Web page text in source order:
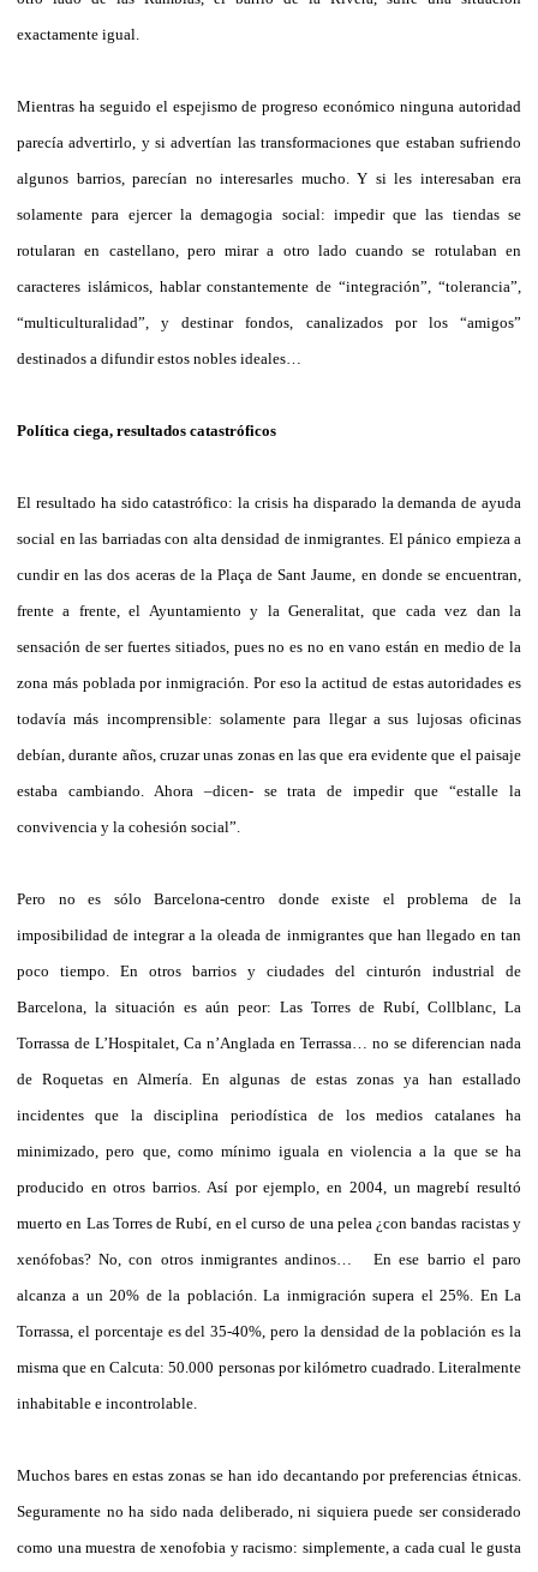
exactamente igual.
Mientras ha seguido el espejismo de progreso económico ninguna autoridad
parecía advertirlo, y si advertían las transformaciones que estaban sufriendo
algunos barrios, parecían no interesarles mucho. Y si les interesaban era
solamente para ejercer la demagogia social: impedir que las tiendas se
rotularan en castellano, pero mirar a otro lado cuando se rotulaban en
caracteres islámicos, hablar constantemente de “integración”, “tolerancia”,
“multiculturalidad”, y destinar fondos, canalizados por los “amigos”
destinados a difundir estos nobles ideales…
Política ciega, resultados catastróficos
El resultado ha sido catastrófico: la crisis ha disparado la demanda de ayuda
social en las barriadas con alta densidad de inmigrantes. El pánico empieza a
cundir en las dos aceras de la Plaça de Sant Jaume, en donde se encuentran,
frente a frente, el Ayuntamiento y la Generalitat, que cada vez dan la
sensación de ser fuertes sitiados, pues no es no en vano están en medio de la
zona más poblada por inmigración. Por eso la actitud de estas autoridades es
todavía más incomprensible: solamente para llegar a sus lujosas oficinas
debían, durante años, cruzar unas zonas en las que era evidente que el paisaje
estaba cambiando. Ahora –dicen- se trata de impedir que “estalle la
convivencia y la cohesión social”.
Pero no es sólo Barcelona-centro donde existe el problema de la
imposibilidad de integrar a la oleada de inmigrantes que han llegado en tan
poco tiempo. En otros barrios y ciudades del cinturón industrial de
Barcelona, la situación es aún peor: Las Torres de Rubí, Collblanc, La
Torrassa de L’Hospitalet, Ca n’Anglada en Terrassa… no se diferencian nada
de Roquetas en Almería. En algunas de estas zonas ya han estallado
incidentes que la disciplina periodística de los medios catalanes ha
minimizado, pero que, como mínimo iguala en violencia a la que se ha
producido en otros barrios. Así por ejemplo, en 2004, un magrebí resultó
muerto en Las Torres de Rubí, en el curso de una pelea ¿con bandas racistas y
xenófobas? No, con otros inmigrantes andinos… En ese barrio el paro
alcanza a un 20% de la población. La inmigración supera el 25%. En La
Torrassa, el porcentaje es del 35-40%, pero la densidad de la población es la
misma que en Calcuta: 50.000 personas por kilómetro cuadrado. Literalmente
inhabitable e incontrolable.
Muchos bares en estas zonas se han ido decantando por preferencias étnicas.
Seguramente no ha sido nada deliberado, ni siquiera puede ser considerado
como una muestra de xenofobia y racismo: simplemente, a cada cual le gusta